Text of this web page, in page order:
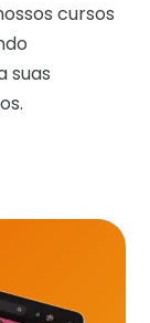
cursos
suas